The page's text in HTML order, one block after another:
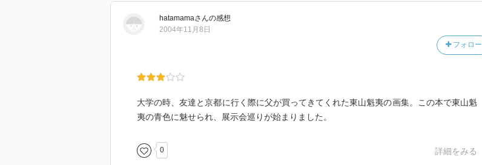
hatamamaさんの感想
フォロー
2004年11月8日
大学の時、友達と京都に行く際に父が買ってきてくれた東山魁夷の画集。この本で東山魁
夷の青色に魅せられ、展示会巡りが始まりました。
0 詳細をみる